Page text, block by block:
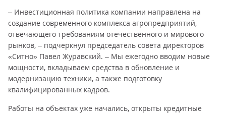
– Инвестиционная политика компании направлена на
создание современного комплекса агропредприятий,
отвечающего требованиям отечественного и мирового
рынков, – подчеркнул председатель совета директоров
«Ситно» Павел Журавский. – Мы ежегодно вводим новые
мощности, вкладываем средства в обновление и
модернизацию техники, а также подготовку
квалифицированных кадров.
Работы на объектах уже начались, открыты кредитные